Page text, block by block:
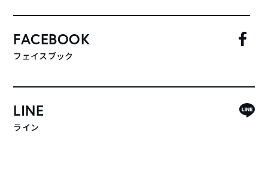
FACEBOOK
フェイスブック
LINE
ライン